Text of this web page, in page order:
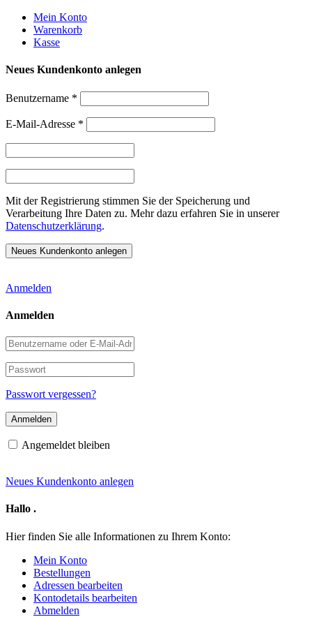
Weiter
zum
Inhalt
Mein Konto
Warenkorb
Kasse
Neues Kundenkonto anlegen
Benutzername *
E-Mail-Adresse *
Mit der Registrierung stimmen Sie der Speicherung und
Verarbeitung Ihre Daten zu. Mehr dazu erfahren Sie in unserer
Datenschutzerklärung.
Anmelden
Anmelden
Benutzername
oder
E-
Mail-
Adresse
Passwort
Passwort vergessen?
Angemeldet bleiben
Neues Kundenkonto anlegen
Hallo .
Hier finden Sie alle Informationen zu Ihrem Konto:
Mein Konto
Bestellungen
Adressen bearbeiten
Kontodetails bearbeiten
Abmelden